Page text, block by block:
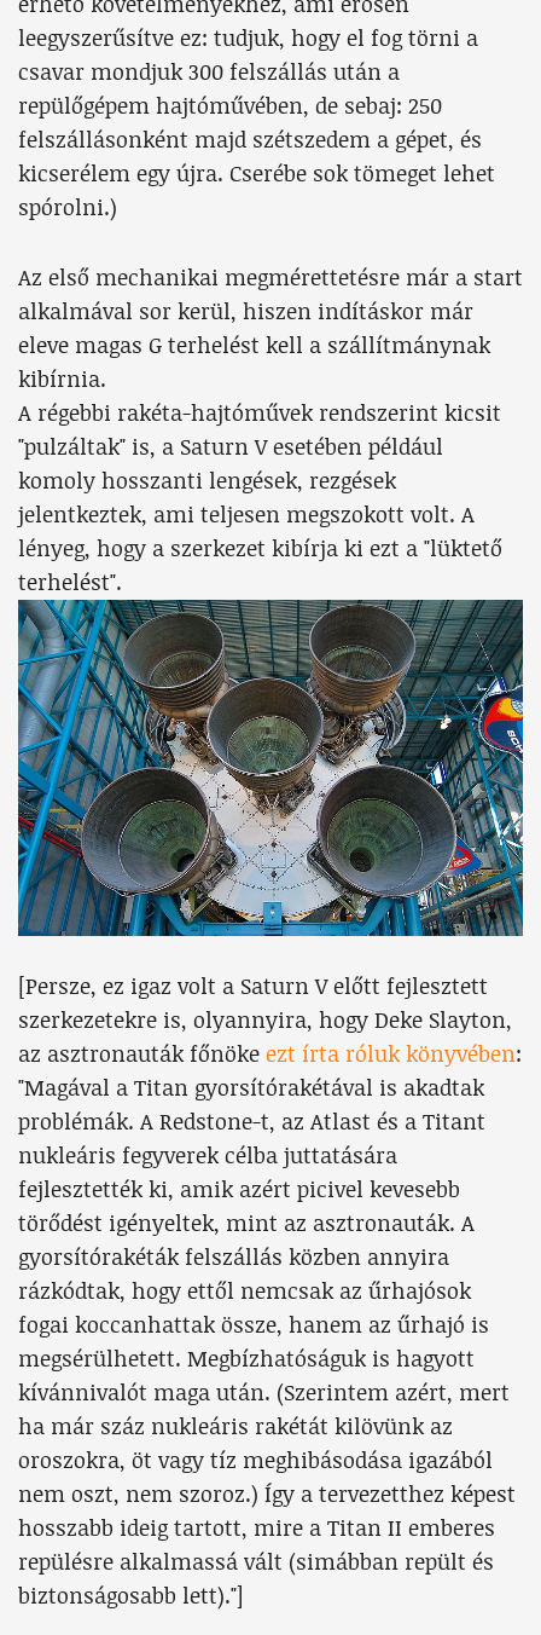
leegyszerűsítve ez: tudjuk, hogy el fog törni a
csavar mondjuk 300 felszállás után a
repülőgépem hajtóművében, de sebaj: 250
felszállásonként majd szétszedem a gépet, és
kicserélem egy újra. Cserébe sok tömeget lehet
spórolni.)
Az első mechanikai megmérettetésre már a start
alkalmával sor kerül, hiszen indításkor már
eleve magas G terhelést kell a szállítmánynak
kibírnia.
A régebbi rakéta-hajtóművek rendszerint kicsit
"pulzáltak" is, a Saturn V esetében például
komoly hosszanti lengések, rezgések
jelentkeztek, ami teljesen megszokott volt. A
lényeg, hogy a szerkezet kibírja ki ezt a "lüktető
terhelést".
[Persze, ez igaz volt a Saturn V előtt fejlesztett
szerkezetekre is, olyannyira, hogy Deke Slayton,
az asztronauták főnöke ezt írta róluk könyvében:
"Magával a Titan gyorsítórakétával is akadtak
problémák. A Redstone-t, az Atlast és a Titant
nukleáris fegyverek célba juttatására
fejlesztették ki, amik azért picivel kevesebb
törődést igényeltek, mint az asztronauták. A
gyorsítórakéták felszállás közben annyira
rázkódtak, hogy ettől nemcsak az űrhajósok
fogai koccanhattak össze, hanem az űrhajó is
megsérülhetett. Megbízhatóságuk is hagyott
kívánnivalót maga után. (Szerintem azért, mert
ha már száz nukleáris rakétát kilövünk az
oroszokra, öt vagy tíz meghibásodása igazából
nem oszt, nem szoroz.) Így a tervezetthez képest
hosszabb ideig tartott, mire a Titan II emberes
repülésre alkalmassá vált (simábban repült és
biztonságosabb lett)."]